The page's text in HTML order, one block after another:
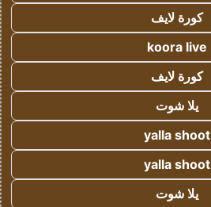
كورة لايف
koora live
كورة لايف
يلا شوت
yalla shoot
yalla shoot
يلا شوت